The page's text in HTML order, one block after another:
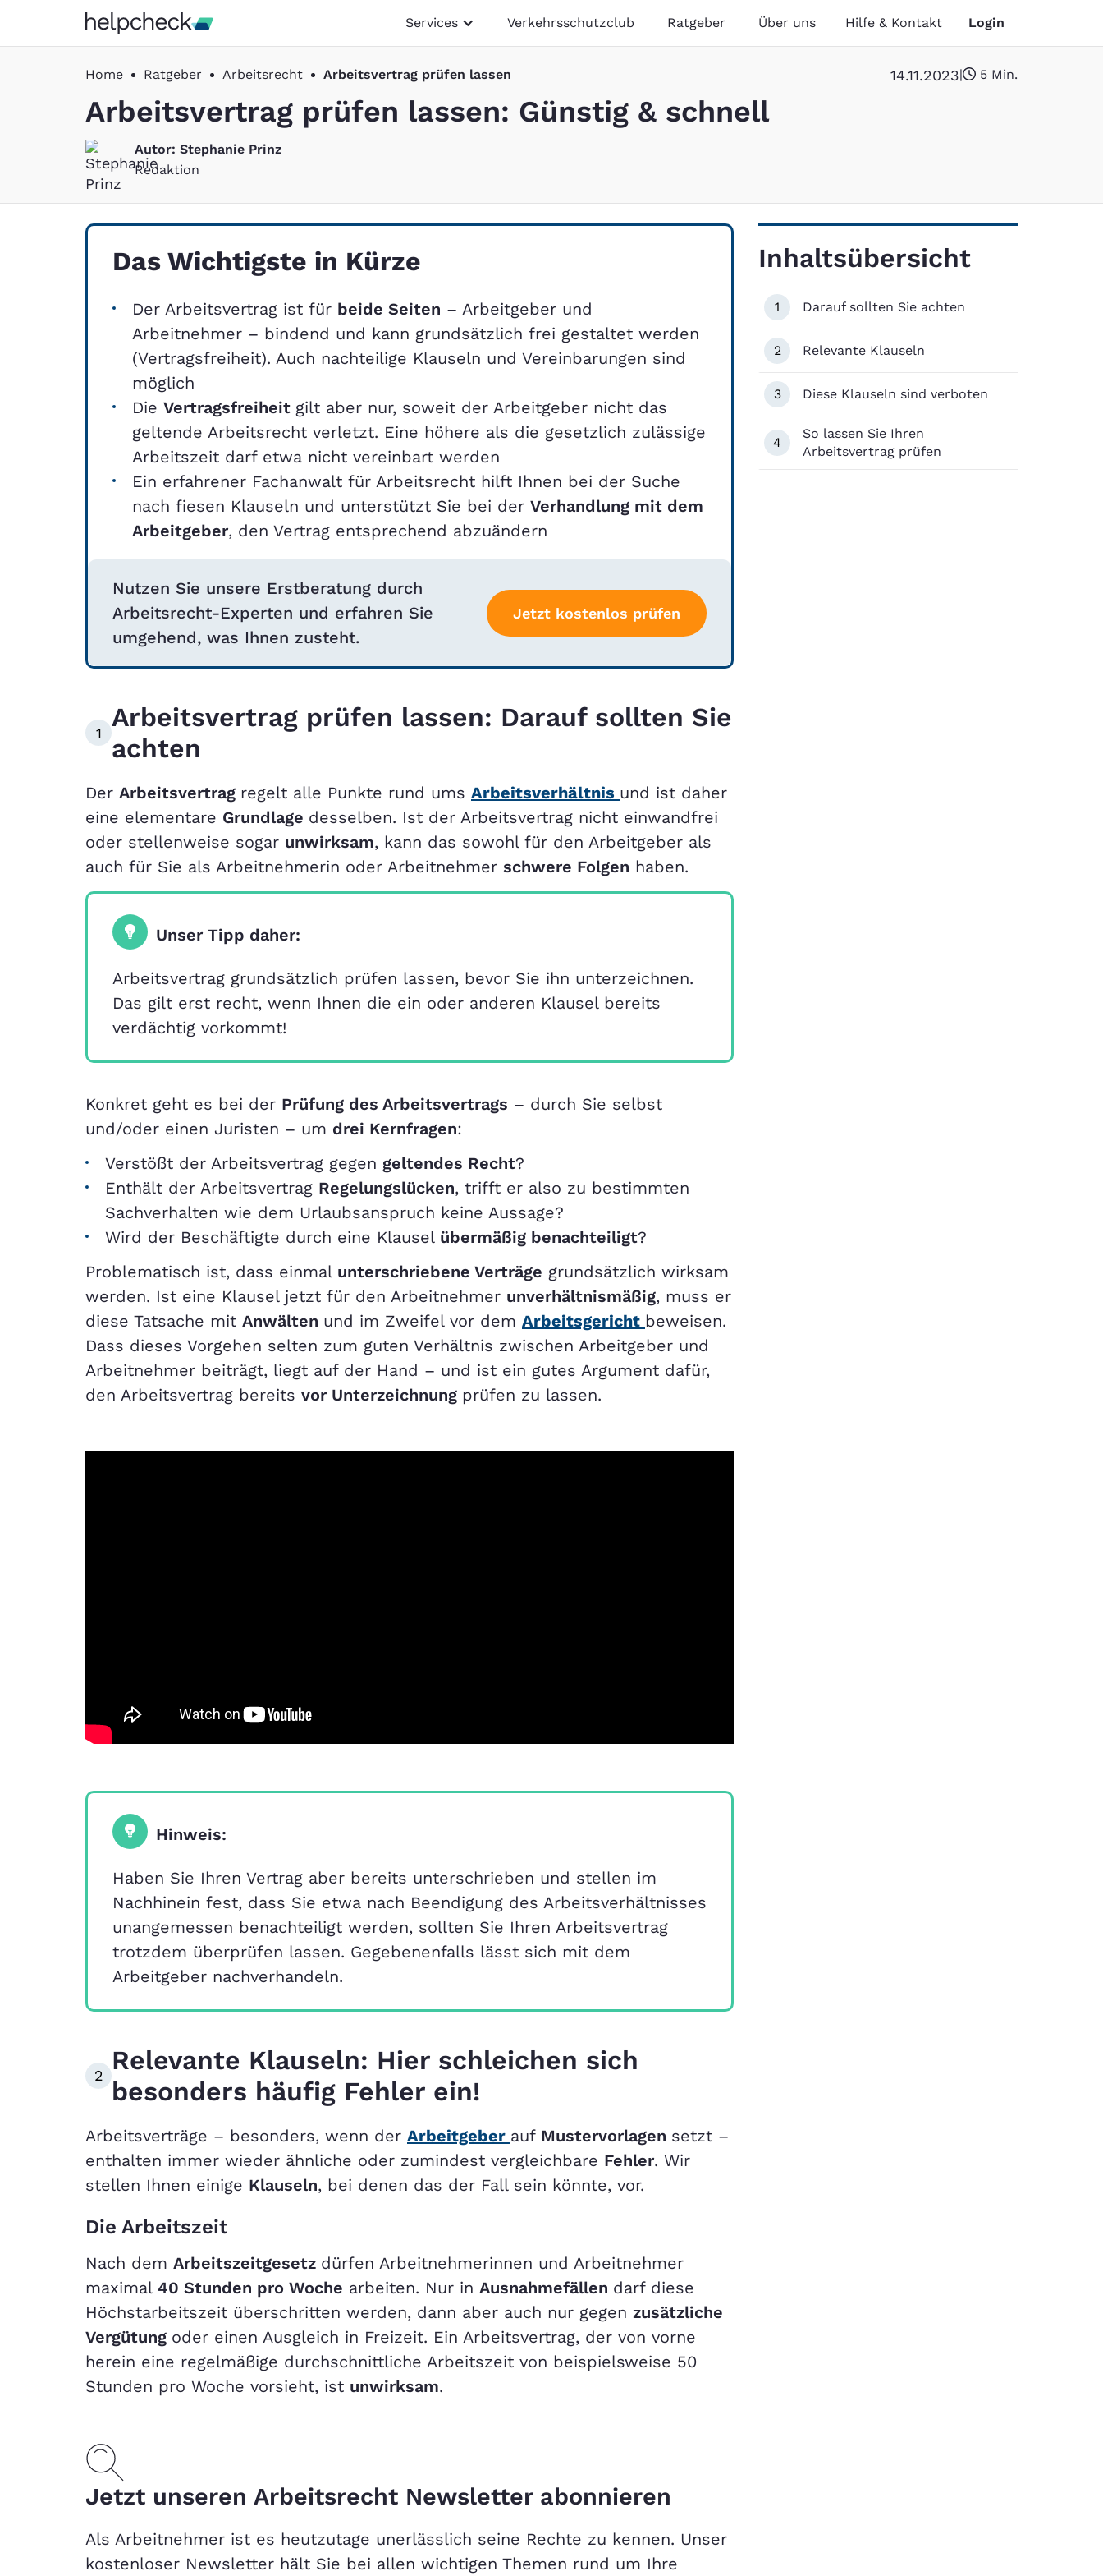
Services Verkehrsschutzclub Ratgeber Über uns Hilfe & Kontakt Login
Home Ratgeber Arbeitsrecht Arbeitsvertrag prüfen lassen 14.11.2023| 5 Min.
Arbeitsvertrag prüfen lassen: Günstig & schnell
Autor: Stephanie Prinz
Redaktion
Das Wichtigste in Kürze
Der Arbeitsvertrag ist für beide Seiten – Arbeitgeber und
Arbeitnehmer – bindend und kann grundsätzlich frei gestaltet werden
(Vertragsfreiheit). Auch nachteilige Klauseln und Vereinbarungen sind
möglich
Die Vertragsfreiheit gilt aber nur, soweit der Arbeitgeber nicht das
geltende Arbeitsrecht verletzt. Eine höhere als die gesetzlich zulässige
Arbeitszeit darf etwa nicht vereinbart werden
Ein erfahrener Fachanwalt für Arbeitsrecht hilft Ihnen bei der Suche
nach fiesen Klauseln und unterstützt Sie bei der Verhandlung mit dem
Arbeitgeber, den Vertrag entsprechend abzuändern
Nutzen Sie unsere Erstberatung durch
Arbeitsrecht-Experten und erfahren Sie
umgehend, was Ihnen zusteht.
Jetzt kostenlos prüfen
1
Arbeitsvertrag prüfen lassen: Darauf sollten Sie
achten
Der Arbeitsvertrag regelt alle Punkte rund ums Arbeitsverhältnis und ist daher
eine elementare Grundlage desselben. Ist der Arbeitsvertrag nicht einwandfrei
oder stellenweise sogar unwirksam, kann das sowohl für den Arbeitgeber als
auch für Sie als Arbeitnehmerin oder Arbeitnehmer schwere Folgen haben.
Unser Tipp daher:
Arbeitsvertrag grundsätzlich prüfen lassen, bevor Sie ihn unterzeichnen.
Das gilt erst recht, wenn Ihnen die ein oder anderen Klausel bereits
verdächtig vorkommt!
Konkret geht es bei der Prüfung des Arbeitsvertrags – durch Sie selbst
und/oder einen Juristen – um drei Kernfragen:
Verstößt der Arbeitsvertrag gegen geltendes Recht?
Enthält der Arbeitsvertrag Regelungslücken, trifft er also zu bestimmten
Sachverhalten wie dem Urlaubsanspruch keine Aussage?
Wird der Beschäftigte durch eine Klausel übermäßig benachteiligt?
Problematisch ist, dass einmal unterschriebene Verträge grundsätzlich wirksam
werden. Ist eine Klausel jetzt für den Arbeitnehmer unverhältnismäßig, muss er
diese Tatsache mit Anwälten und im Zweifel vor dem Arbeitsgericht beweisen.
Dass dieses Vorgehen selten zum guten Verhältnis zwischen Arbeitgeber und
Arbeitnehmer beiträgt, liegt auf der Hand – und ist ein gutes Argument dafür,
den Arbeitsvertrag bereits vor Unterzeichnung prüfen zu lassen.
Hinweis:
Haben Sie Ihren Vertrag aber bereits unterschrieben und stellen im
Nachhinein fest, dass Sie etwa nach Beendigung des Arbeitsverhältnisses
unangemessen benachteiligt werden, sollten Sie Ihren Arbeitsvertrag
trotzdem überprüfen lassen. Gegebenenfalls lässt sich mit dem
Arbeitgeber nachverhandeln.
2
Relevante Klauseln: Hier schleichen sich
besonders häufig Fehler ein!
Arbeitsverträge – besonders, wenn der Arbeitgeber auf Mustervorlagen setzt –
enthalten immer wieder ähnliche oder zumindest vergleichbare Fehler. Wir
stellen Ihnen einige Klauseln, bei denen das der Fall sein könnte, vor.
Die Arbeitszeit
Nach dem Arbeitszeitgesetz dürfen Arbeitnehmerinnen und Arbeitnehmer
maximal 40 Stunden pro Woche arbeiten. Nur in Ausnahmefällen darf diese
Höchstarbeitszeit überschritten werden, dann aber auch nur gegen zusätzliche
Vergütung oder einen Ausgleich in Freizeit. Ein Arbeitsvertrag, der von vorne
herein eine regelmäßige durchschnittliche Arbeitszeit von beispielsweise 50
Stunden pro Woche vorsieht, ist unwirksam.
Jetzt unseren Arbeitsrecht Newsletter abonnieren
Als Arbeitnehmer ist es heutzutage unerlässlich seine Rechte zu kennen. Unser
kostenloser Newsletter hält Sie bei allen wichtigen Themen rund um Ihre
Inhaltsübersicht
1 Darauf sollten Sie achten
2 Relevante Klauseln
3 Diese Klauseln sind verboten
4
So lassen Sie Ihren
Arbeitsvertrag prüfen